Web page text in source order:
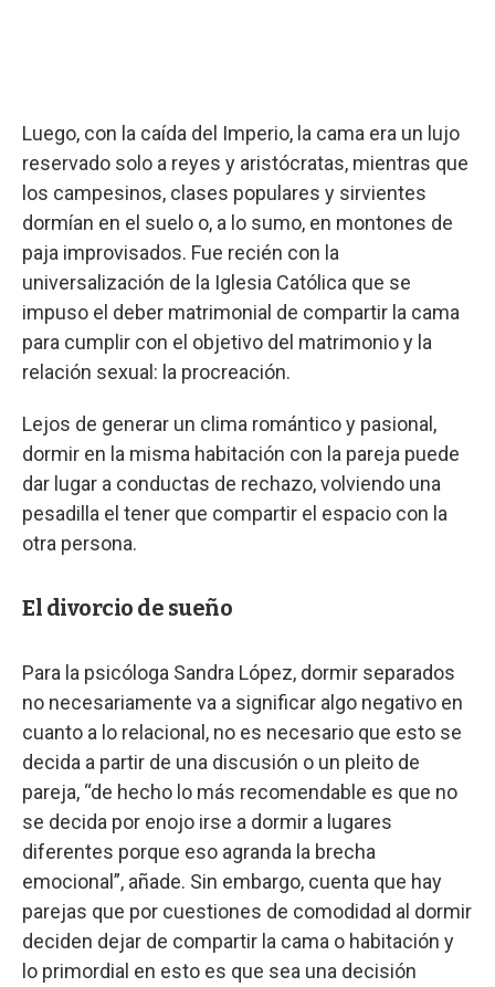
Luego, con la caída del Imperio, la cama era un lujo
reservado solo a reyes y aristócratas, mientras que
los campesinos, clases populares y sirvientes
dormían en el suelo o, a lo sumo, en montones de
paja improvisados. Fue recién con la
universalización de la Iglesia Católica que se
impuso el deber matrimonial de compartir la cama
para cumplir con el objetivo del matrimonio y la
relación sexual: la procreación.
Lejos de generar un clima romántico y pasional,
dormir en la misma habitación con la pareja puede
dar lugar a conductas de rechazo, volviendo una
pesadilla el tener que compartir el espacio con la
otra persona.
El divorcio de sueño
Para la psicóloga Sandra López, dormir separados
no necesariamente va a significar algo negativo en
cuanto a lo relacional, no es necesario que esto se
decida a partir de una discusión o un pleito de
pareja, “de hecho lo más recomendable es que no
se decida por enojo irse a dormir a lugares
diferentes porque eso agranda la brecha
emocional”, añade. Sin embargo, cuenta que hay
parejas que por cuestiones de comodidad al dormir
deciden dejar de compartir la cama o habitación y
lo primordial en esto es que sea una decisión